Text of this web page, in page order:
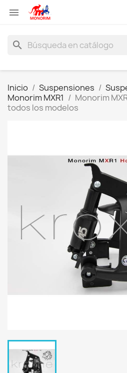

search
Inicio Suspensiones
Monorim MXR1
Monorim
todos los modelos